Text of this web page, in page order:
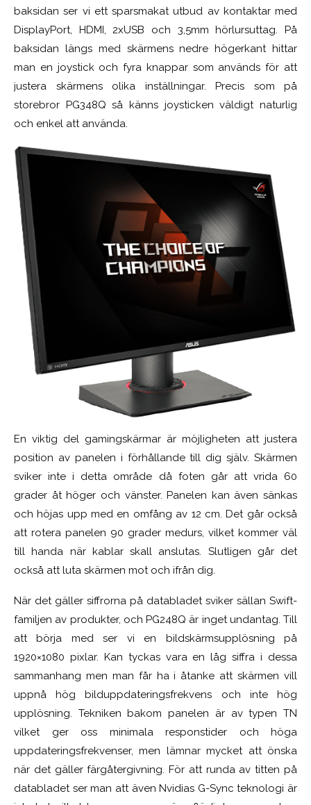
baksidan ser vi ett sparsmakat utbud av kontaktar med
DisplayPort, HDMI, 2xUSB och 3,5mm hörlursuttag. På
baksidan längs med skärmens nedre högerkant hittar
man en joystick och fyra knappar som används för att
justera skärmens olika inställningar. Precis som på
storebror PG348Q så känns joysticken väldigt naturlig
och enkel att använda.
En viktig del gamingskärmar är möjligheten att justera
position av panelen i förhållande till dig själv. Skärmen
sviker inte i detta område då foten går att vrida 60
grader åt höger och vänster. Panelen kan även sänkas
och höjas upp med en omfång av 12 cm. Det går också
att rotera panelen 90 grader medurs, vilket kommer väl
till handa när kablar skall anslutas. Slutligen går det
också att luta skärmen mot och ifrån dig.
När det gäller siffrorna på databladet sviker sällan Swift-
familjen av produkter, och PG248Q är inget undantag. Till
att börja med ser vi en bildskärmsupplösning på
1920×1080 pixlar. Kan tyckas vara en låg siffra i dessa
sammanhang men man får ha i åtanke att skärmen vill
uppnå hög bilduppdateringsfrekvens och inte hög
upplösning. Tekniken bakom panelen är av typen TN
vilket ger oss minimala responstider och höga
uppdateringsfrekvenser, men lämnar mycket att önska
när det gäller färgåtergivning. För att runda av titten på
databladet ser man att även Nvidias G-Sync teknologi är